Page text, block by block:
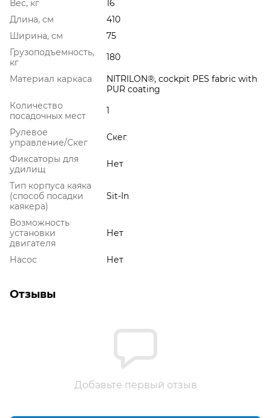
Вес, кг
16
Длина, см
410
Ширина, см
75
Грузоподъемность,
кг
180
Материал каркаса
NITRILON®, cockpit PES fabric with
PUR coating
Количество
посадочных мест
1
Рулевое
управление/Скег
Скег
Фиксаторы для
удилищ
Нет
Тип корпуса каяка
(способ посадки
каякера)
Sit-In
Возможность
установки
двигателя
Нет
Насос Нет
Отзывы
Добавьте первый отзыв